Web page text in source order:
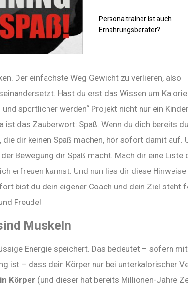
Personaltrainer ist auch
Ernährungsberater?
Der einfachste Weg Gewicht zu verlieren, also
Hast du erst das Wissen um
sportlicher werden“ Projekt nicht nur ein
ist das Zauberwort: Spaß. Wenn du dich bereits
dir keinen Spaß machen, hör sofort damit auf.
Bewegung dir Spaß macht. Mach dir eine Liste
erfreuen kannst. Und nun lies dir diese Hinweise
bist du dein eigener Coach und dein Ziel steht
Freude!
Muskeln
Energie speichert. Das bedeutet – sofern
ist – dass dein Körper nur bei unterkalorischer
Körper (und dieser hat bereits Millionen-Jahre